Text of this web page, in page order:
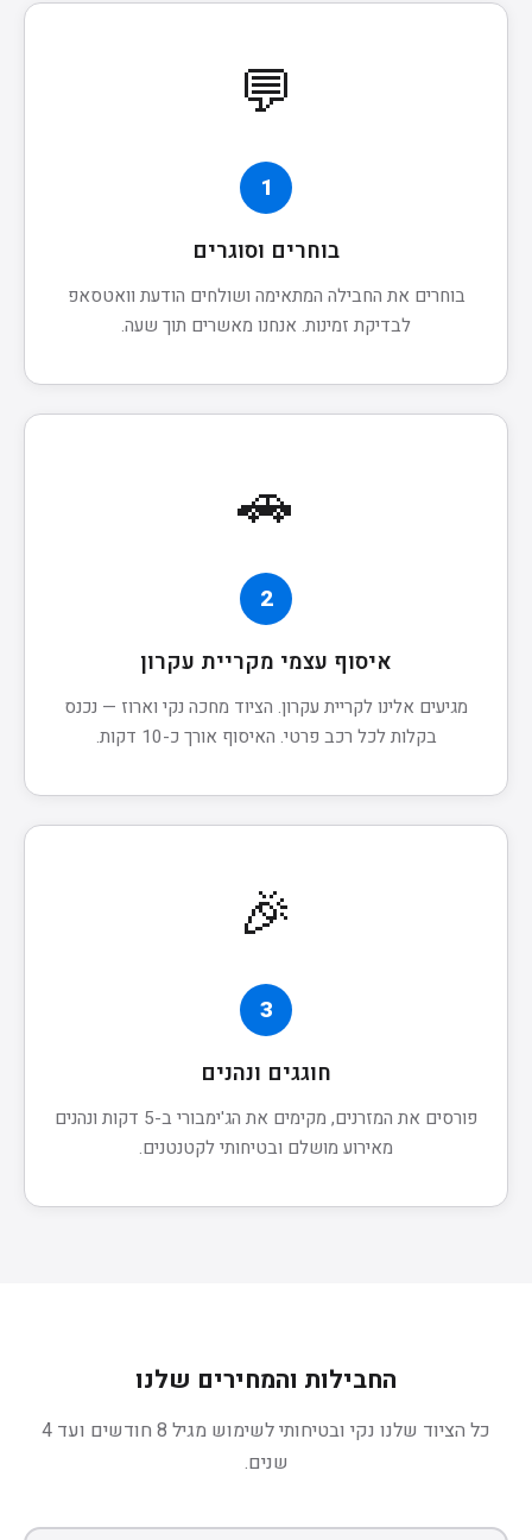
💬
1
בוחרים וסוגרים
בוחרים את החבילה המתאימה ושולחים הודעת וואטסאפ
לבדיקת זמינות. אנחנו מאשרים תוך שעה.
🚗
2
איסוף עצמי מקריית עקרון
מגיעים אלינו לקריית עקרון. הציוד מחכה נקי וארוז — נכנס
בקלות לכל רכב פרטי. האיסוף אורך כ-10 דקות.
🎉
3
חוגגים ונהנים
פורסים את המזרנים, מקימים את הג'ימבורי ב-5 דקות ונהנים
מאירוע מושלם ובטיחותי לקטנטנים.
החבילות והמחירים שלנו
כל הציוד שלנו נקי ובטיחותי לשימוש מגיל 8 חודשים ועד 4
שנים.